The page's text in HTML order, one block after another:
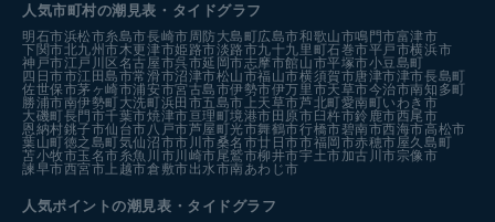
人気市町村の潮見表・タイドグラフ
明石市浜松市糸島市長崎市 周防大島町広島市和歌山市鳴門市富津市
下関市北九州市木更津市姫路市淡路市九十九里町石巻市平戸市横浜市
神戸市江戸川区名古屋市呉市延岡市志摩市館山市平塚市小豆島町
四日市市江田島市常滑市沼津市松山市福山市横須賀市唐津市津市長島町
佐世保市茅ヶ崎市浦安市宮古島市伊勢市伊万里市天草市今治市南知多町
勝浦市南伊勢町大洗町浜田市五島市 上天草市芦北町愛南町いわき市
大磯町長門市千葉市焼津市亘理町境港市田原市臼杵市鈴鹿市西尾市
恩納村銚子市仙台市 八戸市芦屋町光市舞鶴市行橋市碧南市西海市高松市
葉山町徳之島町気仙沼市市川市桑名市廿日市市福岡市赤穂市屋久島町
苫小牧市玉名市糸魚川市 川崎市尾鷲市柳井市宇土市加古川市宗像市
諫早市西宮市 上越市倉敷市出水市南あわじ市
人気ポイントの潮見表・タイドグラフ